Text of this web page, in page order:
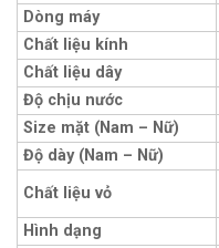
Dòng máy
Chất liệu kính
Chất liệu dây
Độ chịu nước
Size mặt (Nam – Nữ)
Độ dày (Nam – Nữ)
Chất liệu vỏ
Hình dạng